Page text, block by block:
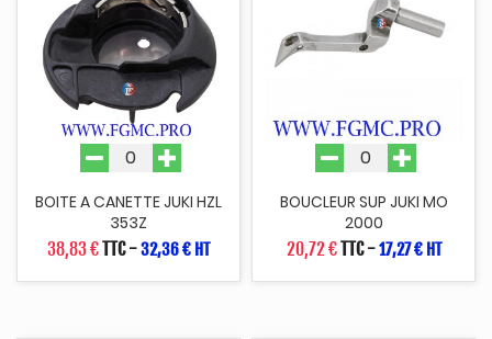
BOITE A CANETTE JUKI HZL
353Z
38,83 €TTC-32,36 € HT
BOUCLEUR SUP JUKI MO
2000
20,72 €TTC-17,27 € HT